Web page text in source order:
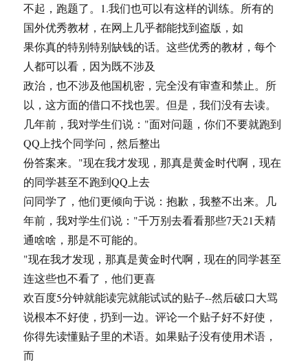
不起，跑题了。1.我们也可以有这样的训练。所有的
国外优秀教材，在网上几乎都能找到盗版，如
果你真的特别特别缺钱的话。这些优秀的教材，每个
人都可以看，因为既不涉及
政治，也不涉及他国机密，完全没有审查和禁止。所
以，这方面的借口不找也罢。但是，我们没有去读。
几年前，我对学生们说："面对问题，你们不要就跑到
QQ上找个同学问，然后整出
份答案来。"现在我才发现，那真是黄金时代啊，现在
的同学甚至不跑到QQ上去
问同学了，他们更倾向于说：抱歉，我整不出来。几
年前，我对学生们说："千万别去看看那些7天21天精
通啥啥，那是不可能的。
"现在我才发现，那真是黄金时代啊，现在的同学甚至
连这些也不看了，他们更喜
欢百度5分钟就能读完就能试试的贴子--然后破口大骂
说根本不好使，扔到一边。评论一个贴子好不好使，
你得先读懂贴子里的术语。如果贴子没有使用术语，
而